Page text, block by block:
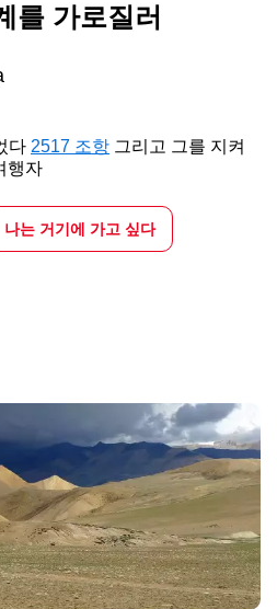
를 가로질러
다 2517 조항 그리고 그를 지켜
행자
나는 거기에 가고 싶다